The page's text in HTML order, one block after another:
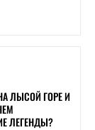
ЛЫСОЙ ГОРЕ И
ЛЕГЕНДЫ?